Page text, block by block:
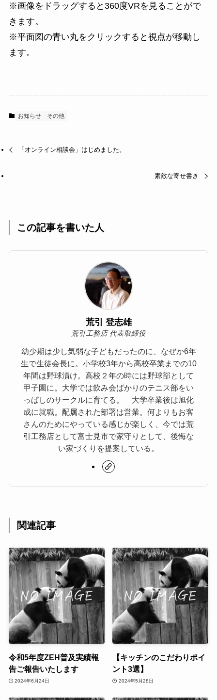
※画像をドラッグすると360度VRを見ることがで
きます。
※平面図の青い丸をクリックすると視点が移動し
ます。
お知らせ その他
「オンライン相談会」はじめました。
素敵な寄せ書き
この記事を書いた人
荒引 登志雄
荒引工務店 代表取締役
幼少期は少し気弱な子どもだったのに、なぜか6年
生で生徒会長に。小学校3年から高校卒業までの10
年間は野球漬け。高校２年の時には野球部として
甲子園に。大学では飲み会ばかりのテニス部をい
っぱしのサークルに育てる。 大学卒業後は旭化
成に就職。配属された部署は営業。何よりもお客
さんのためにやっている感じが楽しく、今では荒
引工務店として富士見市で家守りとして、後悔な
い家づくりを提案している。
関連記事
令和5年度ZEH普及実績報
告ご報告いたします
2024年6月24日
【キッチンのこだわりポイ
ント3選】
2024年5月28日